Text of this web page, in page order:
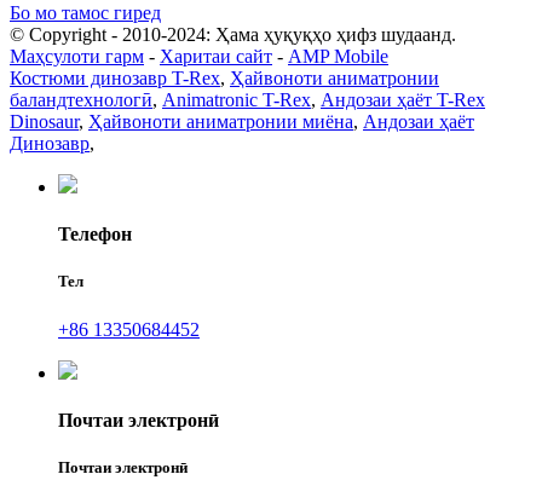
Бо мо тамос гиред
© Copyright - 2010-2024: Ҳама ҳуқуқҳо ҳифз шудаанд.
Маҳсулоти гарм - Харитаи сайт - AMP Mobile
Костюми динозавр T-Rex, Ҳайвоноти аниматронии
баландтехнологӣ, Animatronic T-Rex, Андозаи ҳаёт T-Rex
Dinosaur, Ҳайвоноти аниматронии миёна, Андозаи ҳаёт
Динозавр,
Телефон
Тел
+86 13350684452
Почтаи электронӣ
Почтаи электронӣ